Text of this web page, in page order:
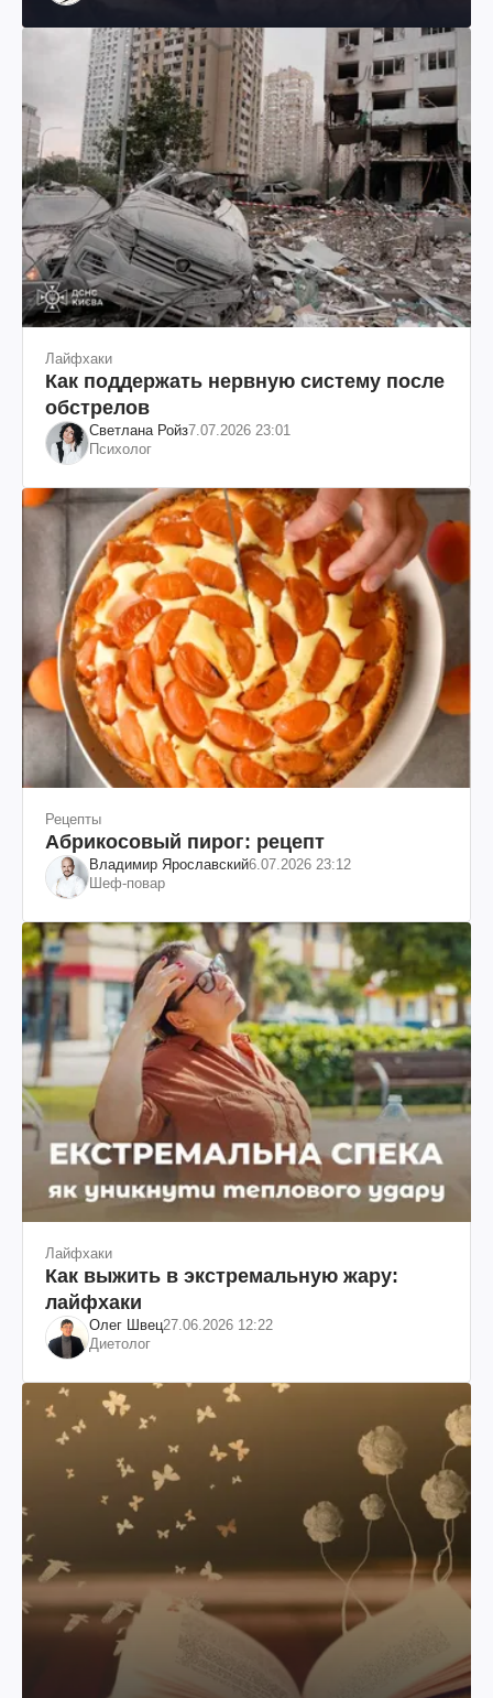
Лайфхаки
Как поддержать нервную систему после
обстрелов
Светлана Ройз7.07.2026 23:01
Психолог
Рецепты
Абрикосовый пирог: рецепт
Владимир Ярославский6.07.2026 23:12
Шеф-повар
Лайфхаки
Как выжить в экстремальную жару:
лайфхаки
Олег Швец27.06.2026 12:22
Диетолог